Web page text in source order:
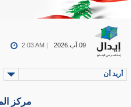
09.آب.2026 2:03 AM |
أريد أن
مركز